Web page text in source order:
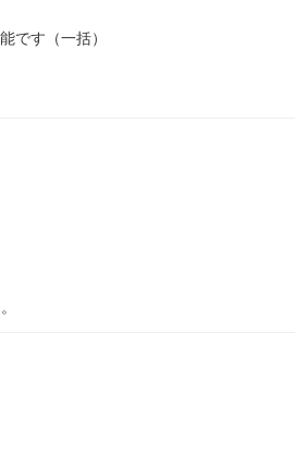
です（一括）